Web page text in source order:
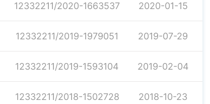
12332211/2020-1663537 2020-01-15
12332211/2019-1979051 2019-07-29
12332211/2019-1593104 2019-02-04
12332211/2018-1502728 2018-10-23